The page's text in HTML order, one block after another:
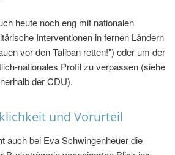
heute noch eng mit nationalen
Interventionen in fernen Ländern
vor den Taliban retten!") oder um der
nationales Profil zu verpassen (siehe
der CDU).
und Vorurteil
auch bei Eva Schwingenheuer die